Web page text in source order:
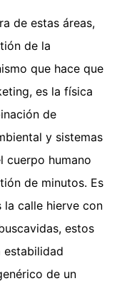
de estas áreas,
de la
que hace que
es la física
de
y sistemas
cuerpo humano
de minutos. Es
la calle hierve con
estos
estabilidad
de un